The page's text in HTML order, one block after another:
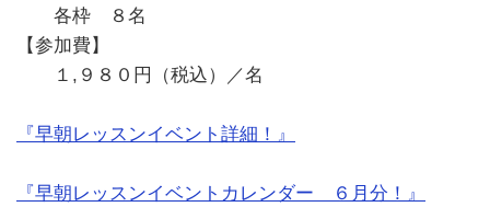
各枠 ８名
【参加費】
１,９８０円（税込）／名
『早朝レッスンイベント詳細！』
『早朝レッスンイベントカレンダー ６月分！』